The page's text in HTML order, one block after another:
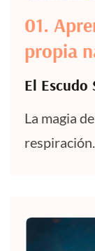
01.
propia
El Escudo
La magia
respiración.